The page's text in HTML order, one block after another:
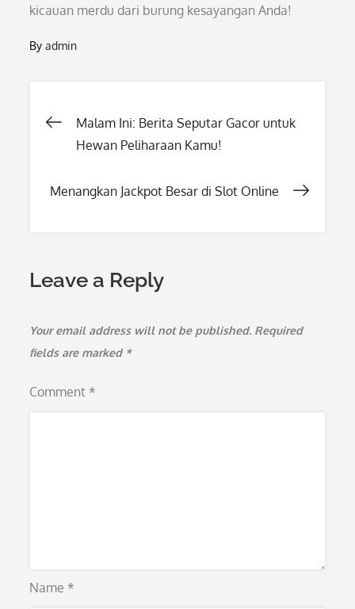
kicauan merdu dari burung kesayangan Anda!
Byadmin
Post
Malam Ini: Berita Seputar Gacor untuk
Hewan Peliharaan Kamu!
Menangkan Jackpot Besar di Slot Online
Leave a Reply
Your email address will not be published. Required
fields are marked *
Comment *
Name *